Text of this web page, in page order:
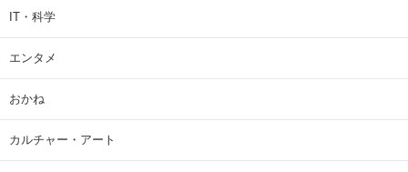
IT・科学
エンタメ
おかね
カルチャー・アート